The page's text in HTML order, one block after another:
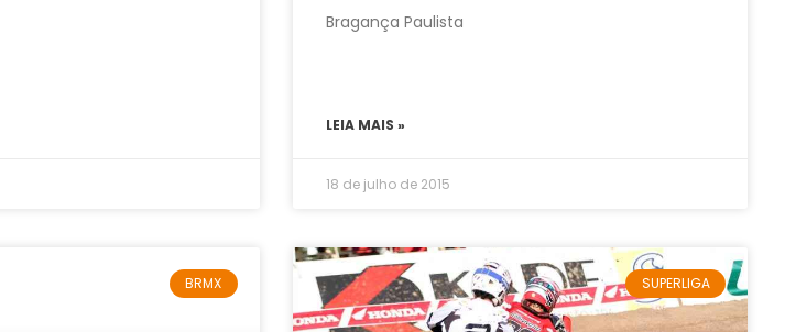
Bragança Paulista
LEIA MAIS »
18 de julho de 2015
BRMX SUPERLIGA